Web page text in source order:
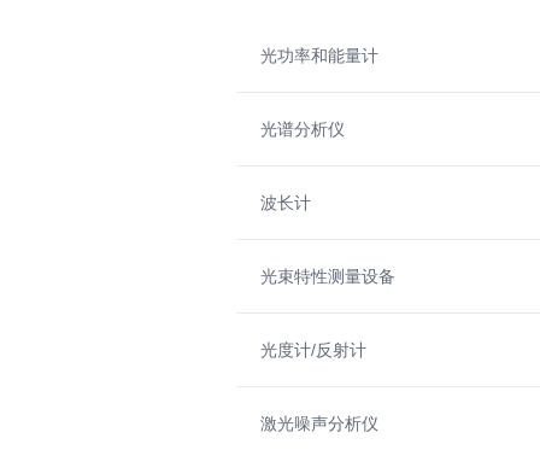
光功率和能量计
光谱分析仪
波长计
光束特性测量设备
光度计/反射计
激光噪声分析仪